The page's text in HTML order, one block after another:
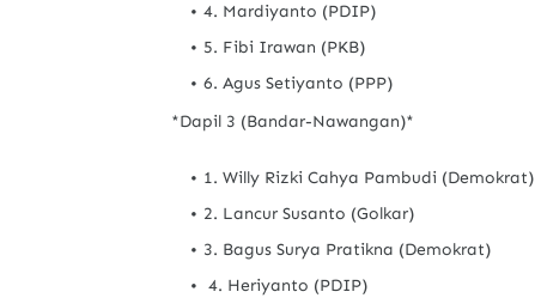
4. Mardiyanto (PDIP)
5. Fibi Irawan (PKB)
6. Agus Setiyanto (PPP)
*Dapil 3 (Bandar-Nawangan)*
1. Willy Rizki Cahya Pambudi (Demokrat)
2. Lancur Susanto (Golkar)
3. Bagus Surya Pratikna (Demokrat)
4. Heriyanto (PDIP)